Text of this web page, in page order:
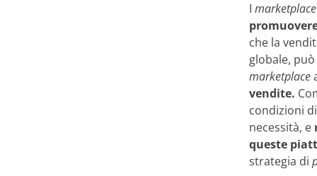
I marketplace
che la
globale,
marketplace
vendite.
condizioni
necessità, e
queste
strategia di